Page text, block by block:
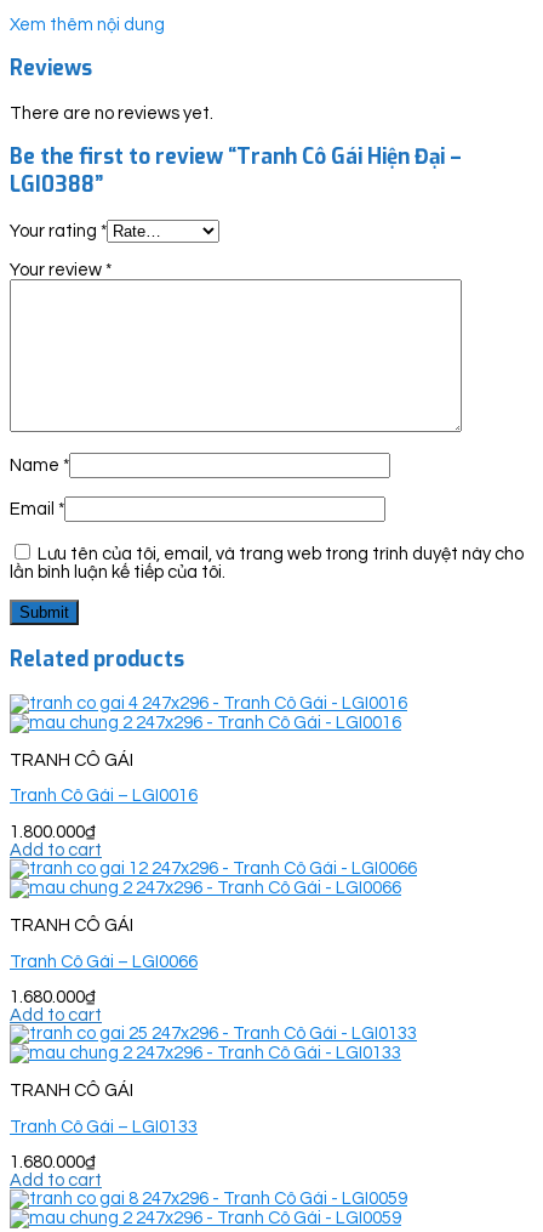
Xem thêm nội dung
Reviews
There are no reviews yet.
Be the first to review “Tranh Cô Gái Hiện Đại –
LGI0388”
Your rating *
Your review *
Name *
Email *
Lưu tên của tôi, email, và trang web trong trình duyệt này cho
lần bình luận kế tiếp của tôi.
Related products
TRANH CÔ GÁI
Tranh Cô Gái – LGI0016
1.800.000₫
Add to cart
TRANH CÔ GÁI
Tranh Cô Gái – LGI0066
1.680.000₫
Add to cart
TRANH CÔ GÁI
Tranh Cô Gái – LGI0133
1.680.000₫
Add to cart